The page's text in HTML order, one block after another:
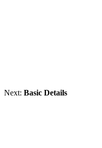
Next: Basic Details